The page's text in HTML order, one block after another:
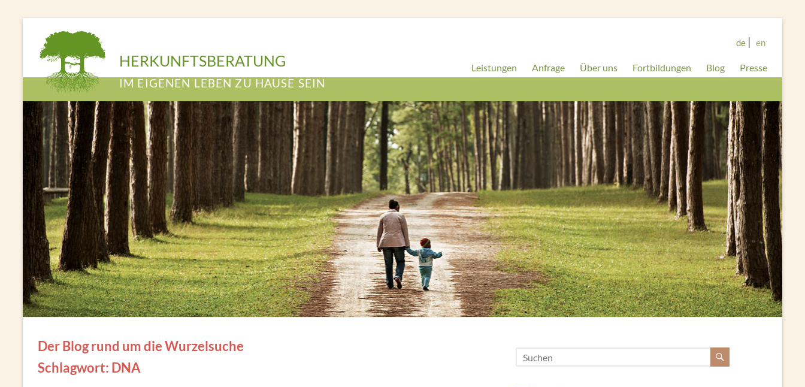
HERKUNFTSBERATUNG
IM EIGENEN LEBEN ZU HAUSE SEIN
de en
Leistungen Anfrage Über uns Fortbildungen Blog Presse
Der Blog rund um die Wurzelsuche
Schlagwort: DNA